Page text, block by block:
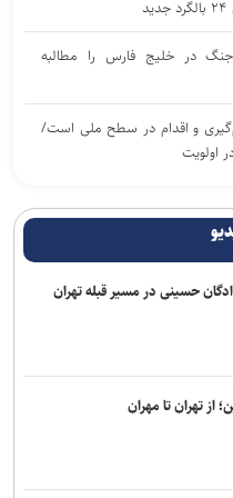
در خلیج فارس را مطالبه‌
و اقدام در سطح ملی است/
اولویت
تهران؛ هشدار دوباره به
باند سارقان پالس NS در تهران متلاشی شد؛ ۳ عضو باند شناسایی و
حسینی در مسیر قبله تهران
از تهران تا مهران